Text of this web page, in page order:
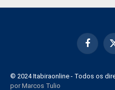
© 2024 Itabiraonline - Todos os
por Marcos Tulio